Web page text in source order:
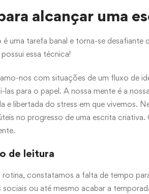
alcançar uma
uma tarefa banal e torna-se desafiante
essa técnica!
nos com situações de um fluxo de
las para o papel. A nossa mente é a
e libertada do stress em que vivemos.
no progresso de uma escrita
de leitura
rotina, constatamos a falta de tempo
sociais ou até mesmo acabar a